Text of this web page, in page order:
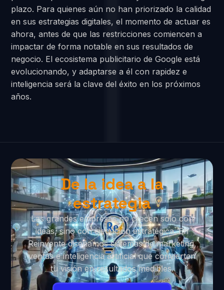
plazo. Para quienes aún no han priorizado la calidad
en sus estrategias digitales, el momento de actuar es
ahora, antes de que las restricciones comiencen a
impactar de forma notable en sus resultados de
negocio. El ecosistema publicitario de Google está
evolucionando, y adaptarse a él con rapidez e
inteligencia será la clave del éxito en los próximos
años.
De la idea a la
estrategia
Las grandes empresas no crecen solo con
ideas, sino con ejecución estratégica. En
Reinvente diseñamos sistemas de marketing,
ventas e inteligencia artificial que convierten
tu visión en resultados medibles.